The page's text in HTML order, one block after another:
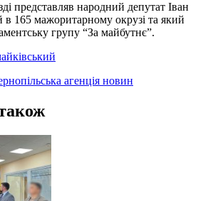
представляв народний депутат Іван
в 165 мажоритарному окрузі та який
групу “За майбутнє”.
агенція новин